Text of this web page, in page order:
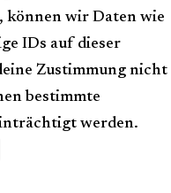
können wir Daten wie
IDs auf dieser
Zustimmung nicht
bestimmte
werden.